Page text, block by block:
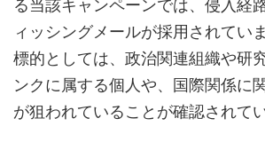
る当該キャンペーンでは、侵入経
ィッシングメールが採用されてい
標的としては、政治関連組織や研
ンクに属する個人や、国際関係に
が狙われていることが確認されてい